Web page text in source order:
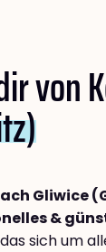
von
Gliwice
&
sich um